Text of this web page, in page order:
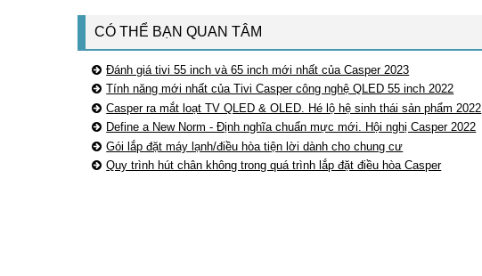
CÓ THỂ BẠN QUAN TÂM
Đánh giá tivi 55 inch và 65 inch mới nhất của Casper 2023
Tính năng mới nhất của Tivi Casper công nghệ QLED 55 inch 2022
Casper ra mắt loạt TV QLED & OLED. Hé lộ hệ sinh thái sản phẩm 2022
Define a New Norm - Định nghĩa chuẩn mực mới. Hội nghị Casper 2022
Gói lắp đặt máy lạnh/điều hòa tiện lời dành cho chung cư
Quy trình hút chân không trong quá trình lắp đặt điều hòa Casper